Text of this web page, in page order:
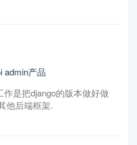
admin产品
作是把django的版本做好做
他后端框架.